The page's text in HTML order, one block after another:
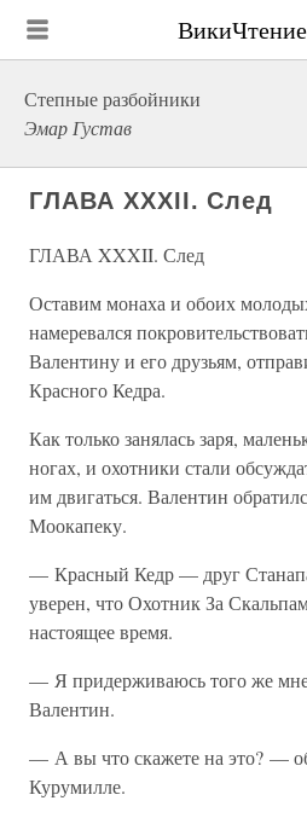
ВикиЧтение
Степные разбойники
Эмар Густав
ГЛАВА XXXII. След
ГЛАВА XXXII. След
Оставим монаха и обоих
намеревался
Валентину и его друзьям,
Красного Кедра.
Как только занялась заря,
ногах, и охотники стали
им двигаться. Валентин
Моокапеку.
— Красный Кедр — друг
уверен, что Охотник За
настоящее время.
— Я придерживаюсь того же
Валентин.
— А вы что скажете на это? —
Курумилле.